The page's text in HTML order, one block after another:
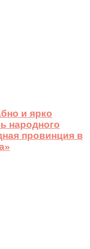
и ярко
народного
провинция в